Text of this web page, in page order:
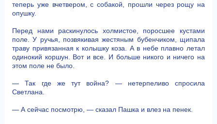
теперь уже вчетвером, с собакой, прошли через рощу на
опушку.
Перед нами раскинулось холмистое, поросшее кустами
поле. У ручья, позвякивая жестяным бубенчиком, щипала
траву привязанная к колышку коза. А в небе плавно летал
одинокий коршун. Вот и все. И больше никого и ничего на
этом поле не было.
— Так где же тут война? — нетерпеливо спросила
Светлана.
— А сейчас посмотрю, — сказал Пашка и влез на пенек.